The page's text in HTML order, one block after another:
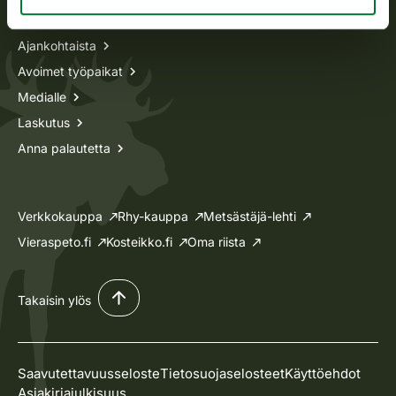
Ajankohtaista
Avoimet työpaikat
Medialle
Laskutus
Anna palautetta
Verkkokauppa Rhy-kauppa
Metsästäjä-lehti
Vieraspeto.fi
Kosteikko.fi Oma riista
Takaisin ylös
SaavutettavuusselosteTietosuojaselosteetKäyttöehdot